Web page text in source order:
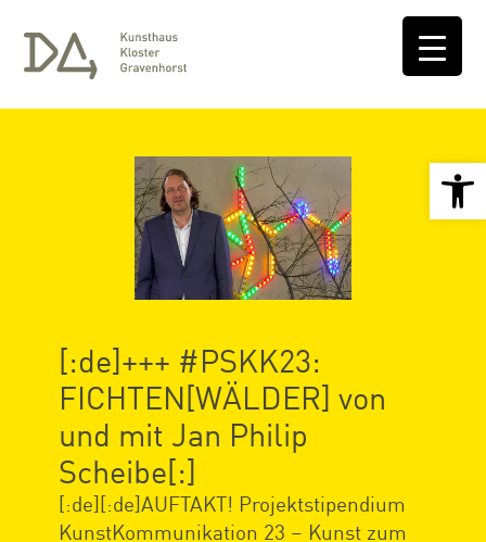
[:de]+++ #PSKK23:
FICHTEN[WÄLDER] von
und mit Jan Philip
Scheibe[:]
[:de][:de]AUFTAKT! Projektstipendium
KunstKommunikation 23 – Kunst zum